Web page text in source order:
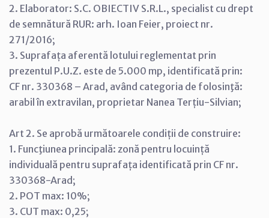
2. Elaborator: S.C. OBIECTIV S.R.L., specialist cu drept
de semnătură RUR: arh. Ioan Feier, proiect nr.
271/2016;
3. Suprafața aferentă lotului reglementat prin
prezentul P.U.Z. este de 5.000 mp, identificată prin:
CF nr. 330368 – Arad, având categoria de folosinţă:
arabil în extravilan, proprietar Nanea Terțiu-Silvian;
Art 2. Se aprobă următoarele condiții de construire:
1. Funcţiunea principală: zonă pentru locuință
individuală pentru suprafața identificată prin CF nr.
330368-Arad;
2. POT max: 10%;
3. CUT max: 0,25;